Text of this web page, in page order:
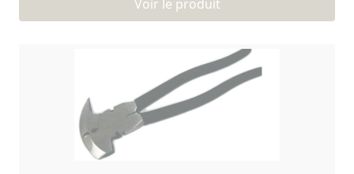
Voir le produit